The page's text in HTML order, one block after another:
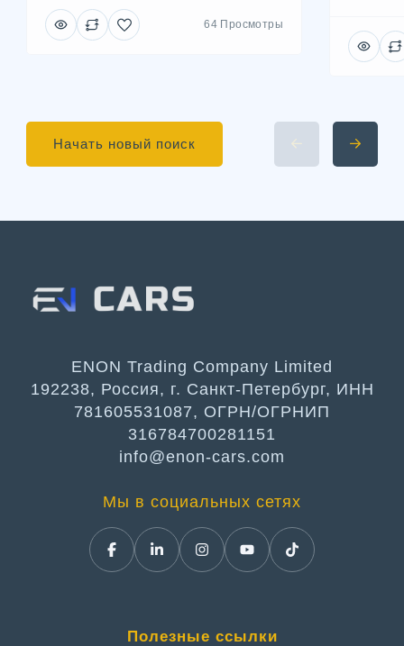
64 Просмотры
Начать новый поиск
ENON Trading Company Limited
192238, Россия, г. Санкт-Петербург, ИНН
781605531087, ОГРН/ОГРНИП
316784700281151
info@enon-cars.com
Мы в социальных сетях
Полезные ссылки